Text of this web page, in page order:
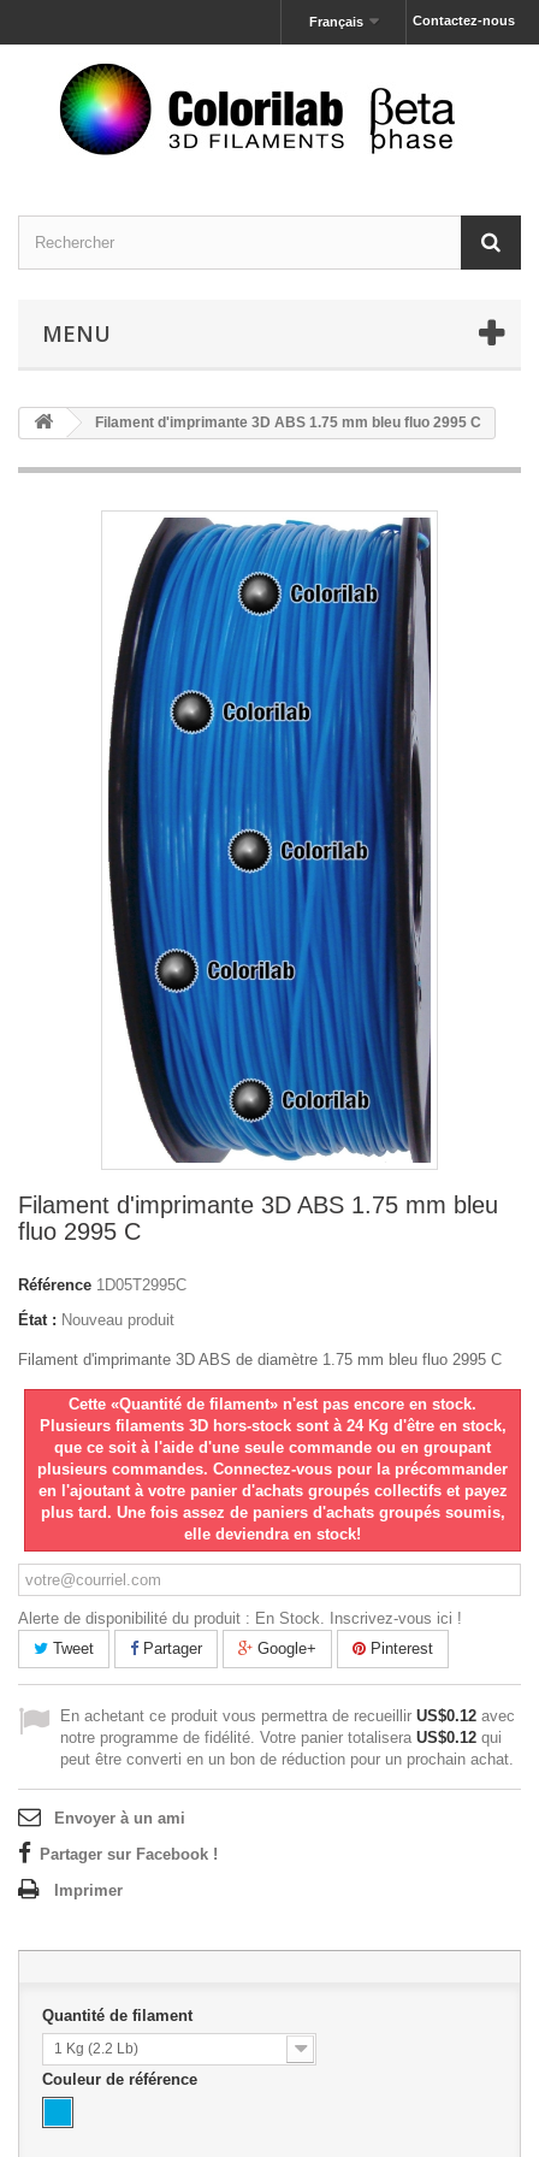
Contactez-nous
Français
MENU
Filament d'imprimante 3D ABS 1.75 mm bleu fluo 2995 C
Filament d'imprimante 3D ABS 1.75 mm bleu
fluo 2995 C
Référence 1D05T2995C
État : Nouveau produit
Filament d'imprimante 3D ABS de diamètre 1.75 mm bleu fluo 2995 C
Cette «Quantité de filament» n'est pas encore en stock.
Plusieurs filaments 3D hors-stock sont à 24 Kg d'être en stock,
que ce soit à l'aide d'une seule commande ou en groupant
plusieurs commandes. Connectez-vous pour la précommander
en l'ajoutant à votre panier d'achats groupés collectifs et payez
plus tard. Une fois assez de paniers d'achats groupés soumis,
elle deviendra en stock!
Alerte de disponibilité du produit : En Stock. Inscrivez-vous ici !
Tweet
Partager Google+ Pinterest
En achetant ce produit vous permettra de recueillir US$0.12 avec
notre programme de fidélité. Votre panier totalisera US$0.12 qui
peut être converti en un bon de réduction pour un prochain achat.
Envoyer à un ami
Partager sur Facebook !
Imprimer
Quantité de filament
1 Kg (2.2 Lb)
Couleur de référence